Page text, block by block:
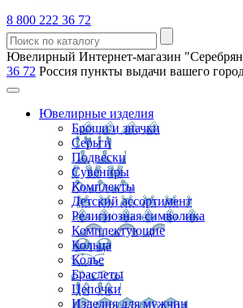
8 800 222 36 72
Ювелирный Интернет-магазин
36 72 Россия пункты выдачи вашего
Ювелирные изделия
Броши и значки
Серьги
Подвески
Сувениры
Комплекты
Детский ассортимент
Религиозная символика
Комплектующие
Кольца
Колье
Браслеты
Цепочки
Изделия для мужчин